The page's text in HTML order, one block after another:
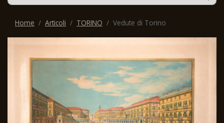
Home Articoli TORINO Vedute di Torino